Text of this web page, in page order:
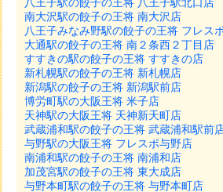
南大沢駅の餃子の王将 南大沢店
八王子みなみ野駅の餃子の王将 フレス
大通駅の餃子の王将 南２条西２丁目店
すすきの駅の餃子の王将 すすきの店
新札幌駅の餃子の王将 新札幌店
新潟駅の餃子の王将 新潟駅前店
博労町駅の大阪王将 米子店
天神駅の大阪王将 天神新天町店
武蔵浦和駅の餃子の王将 武蔵浦和駅前
与野駅の大阪王将 フレスポ与野店
南浦和駅の餃子の王将 南浦和店
加茂宮駅の餃子の王将 東大成店
与野本町駅の餃子の王将 与野本町店